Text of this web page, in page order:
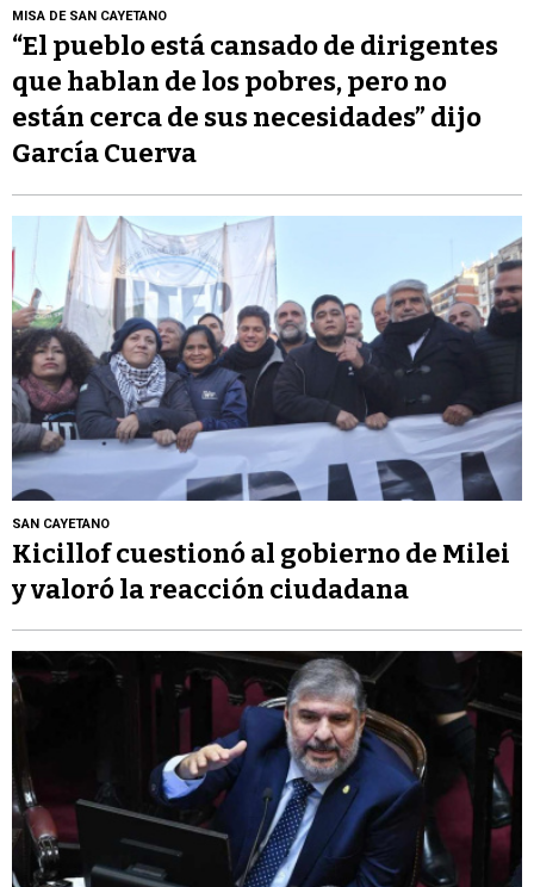
MISA DE SAN CAYETANO
“El pueblo está cansado de dirigentes
que hablan de los pobres, pero no
están cerca de sus necesidades” dijo
García Cuerva
SAN CAYETANO
Kicillof cuestionó al gobierno de Milei
y valoró la reacción ciudadana